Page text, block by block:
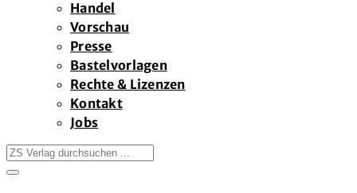
Handel
Vorschau
Presse
Bastelvorlagen
Rechte & Lizenzen
Kontakt
Jobs